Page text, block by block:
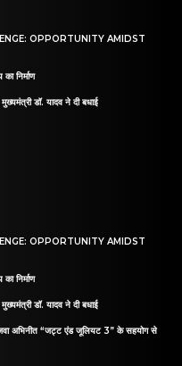
OPPORTUNITY AMIDST
निर्माण
मुख्यमंत्री डॉ. यादव ने दी बधाई
OPPORTUNITY AMIDST
निर्माण
मुख्यमंत्री डॉ. यादव ने दी बधाई
अभिनीत “जट्ट एंड जूलियट 3” के सहयोग से